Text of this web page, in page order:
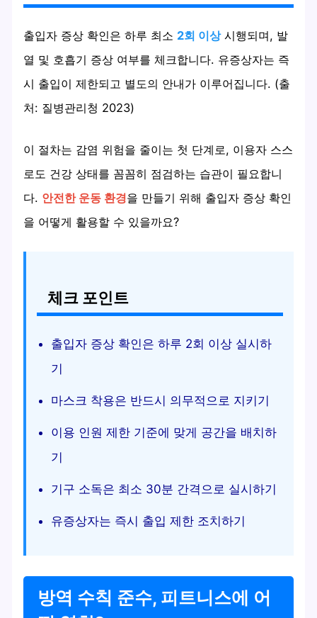
출입자 증상 확인은 하루 최소 2회 이상시행되며, 발
열 및 호흡기 증상 여부를 체크합니다. 유증상자는 즉
시 출입이 제한되고 별도의 안내가 이루어집니다. (출
처: 질병관리청 2023)
이 절차는 감염 위험을 줄이는 첫 단계로, 이용자 스스
로도 건강 상태를 꼼꼼히 점검하는 습관이 필요합니
다. 안전한 운동 환경을 만들기 위해 출입자 증상 확인
을 어떻게 활용할 수 있을까요?
체크 포인트
출입자 증상 확인은 하루 2회 이상 실시하
기
마스크 착용은 반드시 의무적으로 지키기
이용 인원 제한 기준에 맞게 공간을 배치하
기
기구 소독은 최소 30분 간격으로 실시하기
유증상자는 즉시 출입 제한 조치하기
방역 수칙 준수, 피트니스에 어